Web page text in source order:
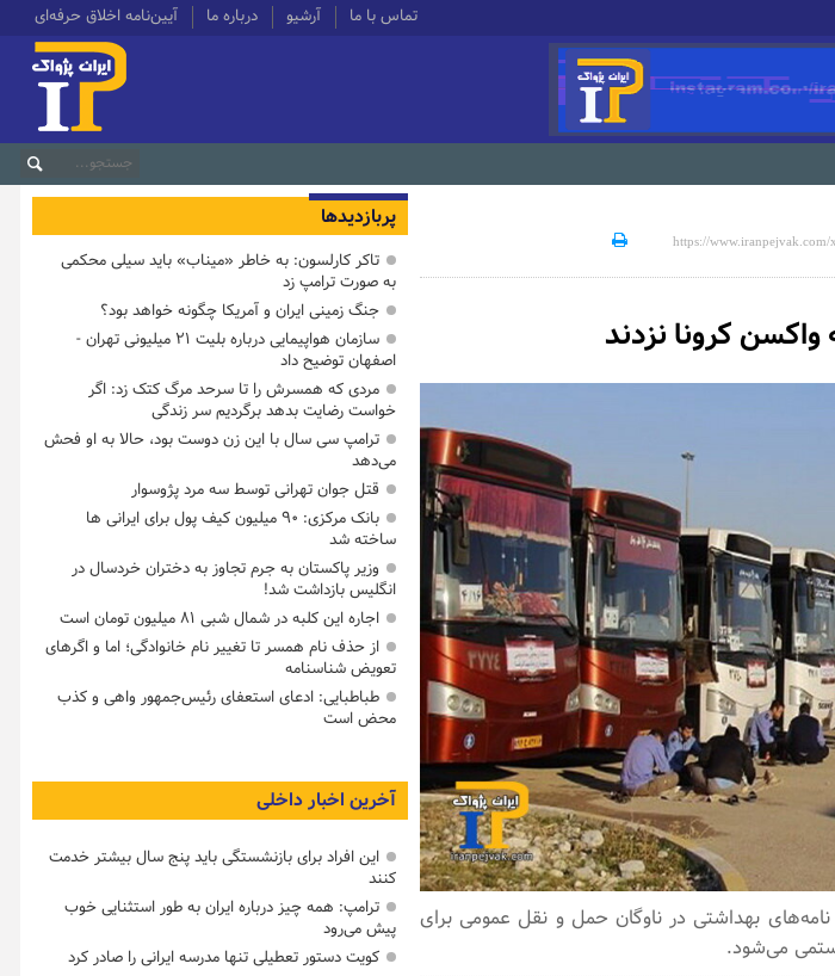
تماس با ما آرشیو درباره ما آیین‌نامه اخلاق حرفه‌ای
کرونا نزدند
نامه‌های بهداشتی در ناوگان حمل و نقل عمومی برای
می‌شود.
پربازدیدها
تاکر کارلسون: به خاطر «میناب» باید سیلی محکمی
به صورت ترامپ زد
جنگ زمینی ایران و آمریکا چگونه خواهد بود؟
سازمان هواپیمایی درباره بلیت ۲۱ میلیونی تهران -
اصفهان توضیح داد
مردی که همسرش را تا سرحد مرگ کتک زد: اگر
خواست رضایت بدهد برگردیم سر زندگی
ترامپ سی سال با این زن دوست بود، حالا به او فحش
می‌دهد
قتل جوان تهرانی توسط سه مرد پژوسوار
بانک مرکزی: ۹۰ میلیون کیف پول برای ایرانی ها
ساخته شد
وزیر پاکستان به جرم تجاوز به دختران خردسال در
انگلیس بازداشت شد!
اجاره این کلبه در شمال شبی ۸۱ میلیون تومان است
از حذف نام همسر تا تغییر نام خانوادگی؛ اما و اگرهای
تعویض شناسنامه
طباطبایی: ادعای استعفای رئیس‌جمهور واهی و کذب
محض است
آخرین اخبار داخلی
این افراد برای بازنشستگی باید پنج سال بیشتر خدمت
کنند
ترامپ: همه چیز درباره ایران به طور استثنایی خوب
پیش می‌رود
کویت دستور تعطیلی تنها مدرسه ایرانی را صادر کرد